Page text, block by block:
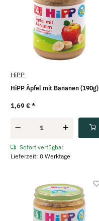
HiPP
HiPP Äpfel mit Bananen (190g)
1,69 €*
Sofort verfügbar
Lieferzeit: 0 Werktage